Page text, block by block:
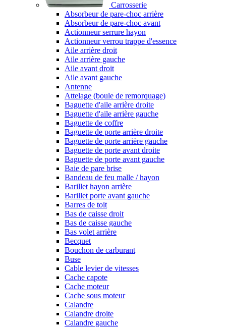
Carrosserie
Absorbeur de pare-choc arrière
Absorbeur de pare-choc avant
Actionneur serrure hayon
Actionneur verrou trappe d'essence
Aile arrière droit
Aile arrière gauche
Aile avant droit
Aile avant gauche
Antenne
Attelage (boule de remorquage)
Baguette d'aile arrière droite
Baguette d'aile arrière gauche
Baguette de coffre
Baguette de porte arrière droite
Baguette de porte arrière gauche
Baguette de porte avant droite
Baguette de porte avant gauche
Baie de pare brise
Bandeau de feu malle / hayon
Barillet hayon arrière
Barillet porte avant gauche
Barres de toit
Bas de caisse droit
Bas de caisse gauche
Bas volet arrière
Becquet
Bouchon de carburant
Buse
Cable levier de vitesses
Cache capote
Cache moteur
Cache sous moteur
Calandre
Calandre droite
Calandre gauche